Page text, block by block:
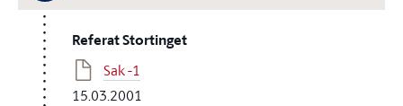
Referat Stortinget
Sak -1
15.03.2001